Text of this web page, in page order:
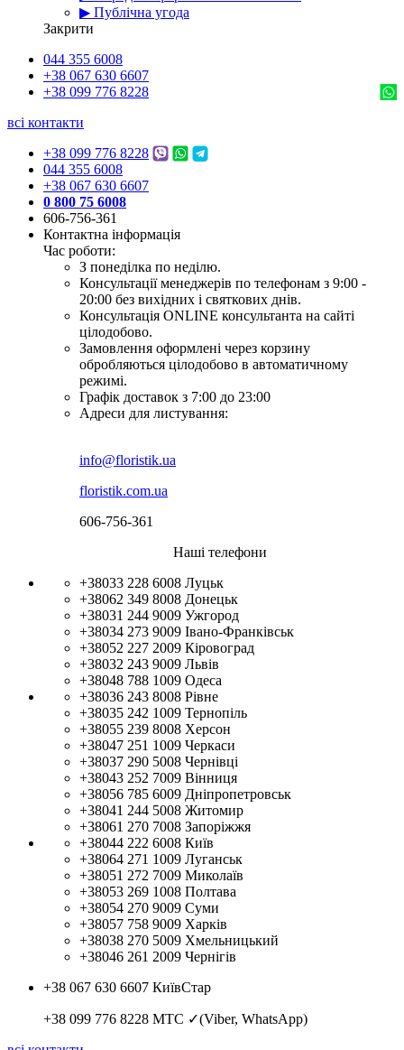
▶ Публічна угода
Закрити
044 355 6008
+38 067 630 6607
+38 099 776 8228
всі контакти
+38 099 776 8228
044 355 6008
+38 067 630 6607
0 800 75 6008
606-756-361
Контактна інформація
Час роботи:
З понеділка по неділю.
Консультації менеджерів по телефонам з 9:00 -
20:00 без вихідних і святкових днів.
Консультація ONLINE консультанта на сайті
цілодобово.
Замовлення оформлені через корзину
обробляються цілодобово в автоматичному
режимі.
Графік доставок з 7:00 до 23:00
Адреси для листування:
info@floristik.ua
floristik.com.ua
606-756-361
Наші телефони
+38033 228 6008 Луцьк
+38062 349 8008 Донецьк
+38031 244 9009 Ужгород
+38034 273 9009 Івано-Франківськ
+38052 227 2009 Кіровоград
+38032 243 9009 Львів
+38048 788 1009 Одеса
+38036 243 8008 Рівне
+38035 242 1009 Тернопіль
+38055 239 8008 Херсон
+38047 251 1009 Черкаси
+38037 290 5008 Чернівці
+38043 252 7009 Вінниця
+38056 785 6009 Дніпропетровськ
+38041 244 5008 Житомир
+38061 270 7008 Запоріжжя
+38044 222 6008 Київ
+38064 271 1009 Луганськ
+38051 272 7009 Миколаїв
+38053 269 1008 Полтава
+38054 270 9009 Суми
+38057 758 9009 Харків
+38038 270 5009 Хмельницький
+38046 261 2009 Чернігів
+38 067 630 6607 КиївСтар
+38 099 776 8228 МТС ✓(Viber, WhatsApp)